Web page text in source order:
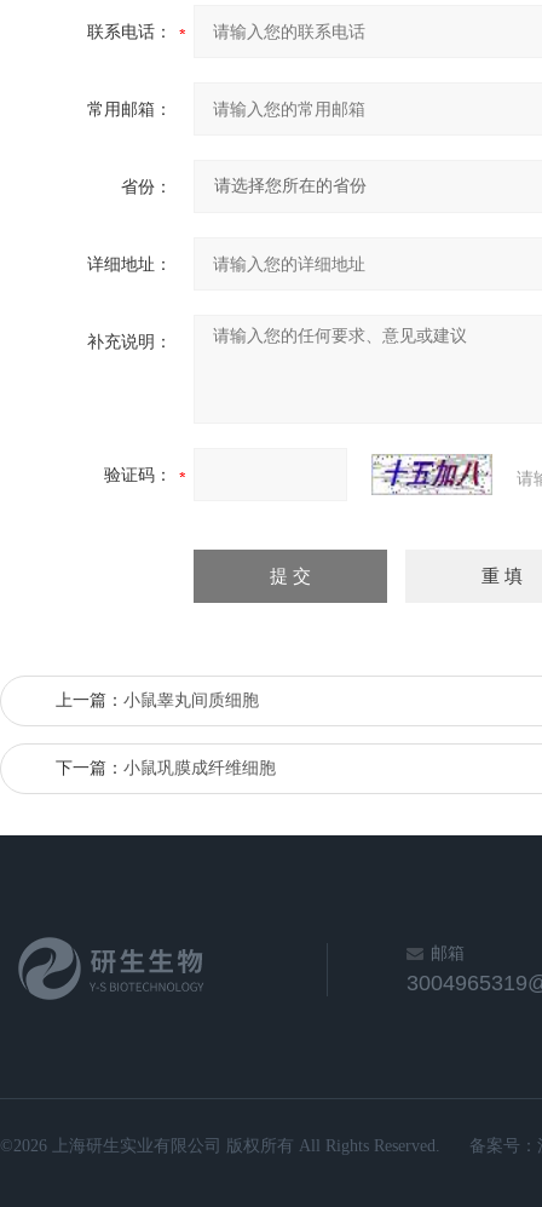
联系电话：
常用邮箱：
省份：
详细地址：
补充说明：
验证码： 请
上一篇： 小鼠睾丸间质细胞
下一篇： 小鼠巩膜成纤维细胞
邮箱
©2026 上海研生实业有限公司 版权所有 All Rights Reserved. 备案号：